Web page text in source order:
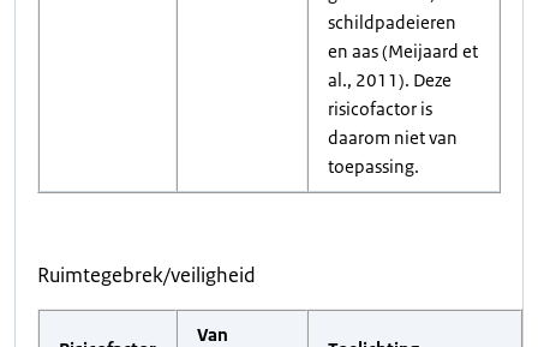
schildpadeieren
en aas (Meijaard et
al., 2011). Deze
risicofactor is
daarom niet van
toepassing.
Ruimtegebrek/veiligheid
Van